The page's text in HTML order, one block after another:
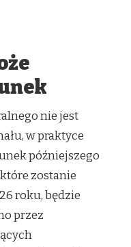
nie jest
w praktyce
późniejszego
zostanie
roku, będzie
przez